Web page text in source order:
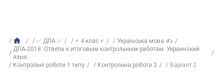
✅ ДПА ✅ ⚡ 4 клас ⚡
Українська мова ✍
ДПА-2018. Ответы к итоговым контрольным работам. Украинский
язык
Контрольні роботи 1 типу
Контрольна робота 2 Варіант 2